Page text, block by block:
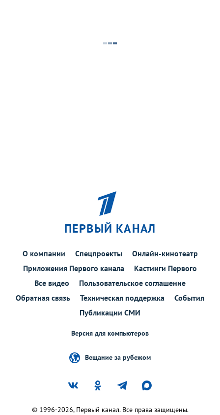
ПЕРВЫЙ КАНАЛ
О компании Спецпроекты
Онлайн-кинотеатр
Приложения Первого канала
Кастинги Первого
Все видео
Пользовательское соглашение
Обратная связь
Техническая поддержка
События
Публикации СМИ
Версия для компьютеров
Вещание за рубежом
© 1996-2026, Первый канал. Все права защищены.